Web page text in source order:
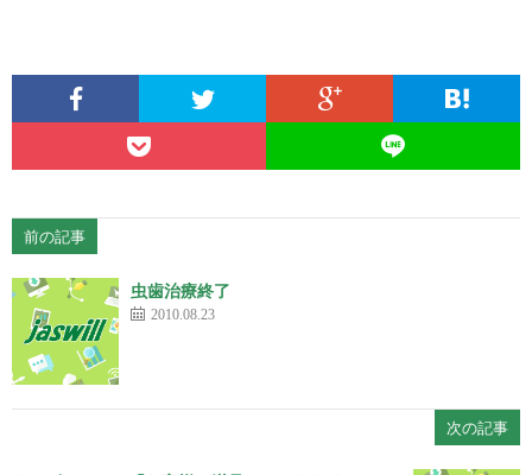
前の記事
虫歯治療終了
2010.08.23
次の記事